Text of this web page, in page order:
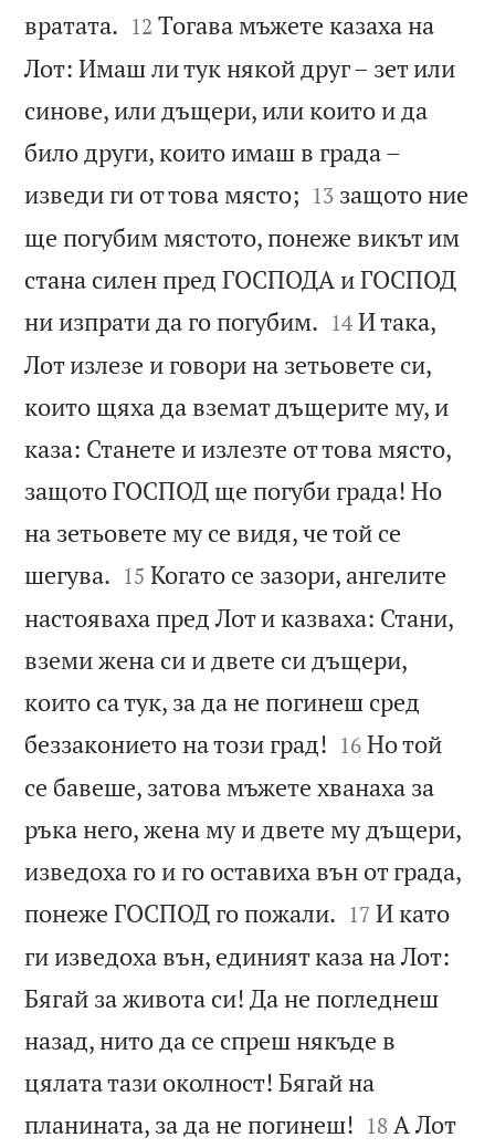
вратата. 

12 Тогава мъжете казаха на
Лот: Имаш ли тук някой друг – зет или
синове, или дъщери, или които и да
било други, които имаш в града –
изведи ги от това място; 

13 защото ние
ще погубим мястото, понеже викът им
стана силен пред ГОСПОДА и ГОСПОД
ни изпрати да го погубим. 

14 И така,
Лот излезе и говори на зетьовете си,
които щяха да вземат дъщерите му, и
каза: Станете и излезте от това място,
защото ГОСПОД ще погуби града! Но
на зетьовете му се видя, че той се
шегува. 

15 Когато се зазори, ангелите
настояваха пред Лот и казваха: Стани,
вземи жена си и двете си дъщери,
които са тук, за да не погинеш сред
беззаконието на този град! 

16 Но той
се бавеше, затова мъжете хванаха за
ръка него, жена му и двете му дъщери,
изведоха го и го оставиха вън от града,
понеже ГОСПОД го пожали. 

17 И като
ги изведоха вън, единият каза на Лот:
Бягай за живота си! Да не погледнеш
назад, нито да се спреш някъде в
цялата тази околност! Бягай на
планината, за да не погинеш! 

18 А Лот